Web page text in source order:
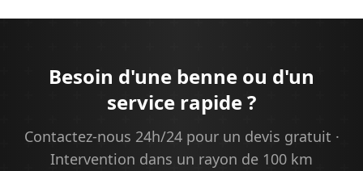
Besoin d'une benne ou d'un
service rapide ?
Contactez-nous 24h/24 pour un devis gratuit ·
Intervention dans un rayon de 100 km